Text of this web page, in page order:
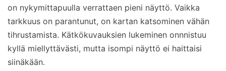
on nykymittapuulla verrattaen pieni näyttö. Vaikka
tarkkuus on parantunut, on kartan katsominen vähän
tihrustamista. Kätkökuvauksien lukeminen onnnistuu
kyllä miellyttävästi, mutta isompi näyttö ei haittaisi
siinäkään.